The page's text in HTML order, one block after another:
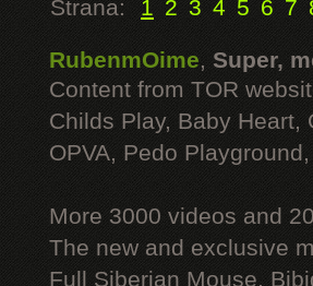
Strana: 1 2 3 4 5 6 7
RubenmOime, Super,
Content from TOR
Childs Play, Baby Heart,
OPVA, Pedo
More 3000 videos and
The new and exclusive
Full Siberian Mouse,